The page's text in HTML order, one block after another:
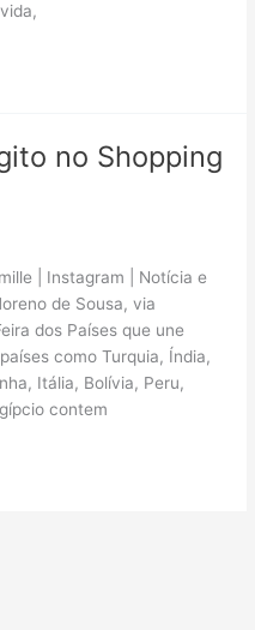
no Shopping
| Instagram | Notícia e
de Sousa, via
dos Países que une
como Turquia, Índia,
Itália, Bolívia, Peru,
contem